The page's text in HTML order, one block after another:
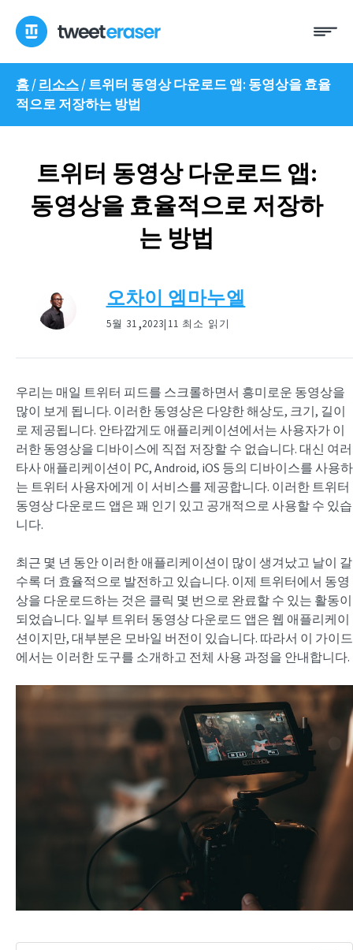
로
뛰
메
홈/리소스/트위터 동영상 다운로드 앱: 동영상을 효율
적으로 저장하는 방법
트위터 동영상 다운로드 앱:
동영상을 효율적으로 저장하
는 방법
오차이 엠마누엘
5월 31,2023| 11 최소 읽기
우리는 매일 트위터 피드를 스크롤하면서 흥미로운 동영상을
많이 보게 됩니다. 이러한 동영상은 다양한 해상도, 크기, 길이
로 제공됩니다. 안타깝게도 애플리케이션에서는 사용자가 이
러한 동영상을 디바이스에 직접 저장할 수 없습니다. 대신 여러
타사 애플리케이션이 PC, Android, iOS 등의 디바이스를 사용하
는 트위터 사용자에게 이 서비스를 제공합니다. 이러한 트위터
동영상 다운로드 앱은 꽤 인기 있고 공개적으로 사용할 수 있습
니다.
최근 몇 년 동안 이러한 애플리케이션이 많이 생겨났고 날이 갈
수록 더 효율적으로 발전하고 있습니다. 이제 트위터에서 동영
상을 다운로드하는 것은 클릭 몇 번으로 완료할 수 있는 활동이
되었습니다. 일부 트위터 동영상 다운로드 앱은 웹 애플리케이
션이지만, 대부분은 모바일 버전이 있습니다. 따라서 이 가이드
에서는 이러한 도구를 소개하고 전체 사용 과정을 안내합니다.